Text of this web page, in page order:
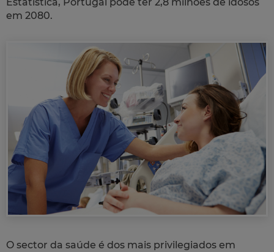
em 2080.
O sector da saúde é dos mais privilegiados em